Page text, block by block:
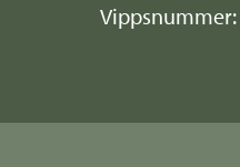
Vippsnummer: